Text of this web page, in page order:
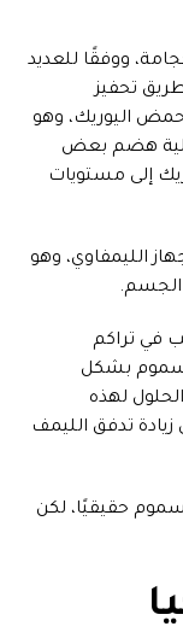
ووفقًا للعديد
تحفيز
اليوريك، وهو
هضم بعض
إلى مستويات
الليمفاوي، وهو
الجسم.
في تراكم
بشكل
لهذه
تدفق الليمف
حقيقيًا، لكن